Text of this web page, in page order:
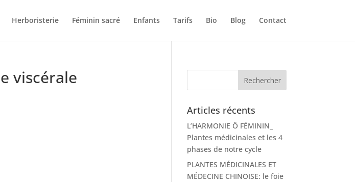
Herboristerie Féminin sacré Enfants Tarifs Bio Blog Contact
viscérale
Articles récents
L’HARMONIE Ö FÉMININ_
Plantes médicinales et les 4
phases de notre cycle
PLANTES MÉDICINALES ET
MÉDECINE CHINOISE: le foie